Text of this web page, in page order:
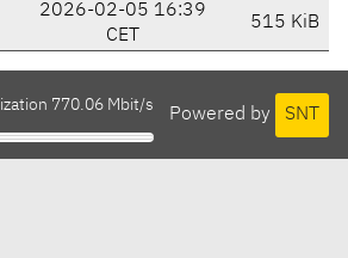
2026-02-05 16:39
CET
515 KiB
Powered by SNT
770.06 Mbit/s